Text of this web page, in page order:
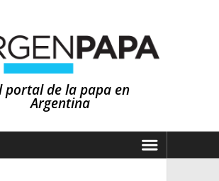
portal de la papa en
Argentina